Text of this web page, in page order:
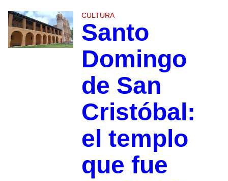
CULTURA
Santo
Domingo
de San
Cristóbal:
el templo
que fue